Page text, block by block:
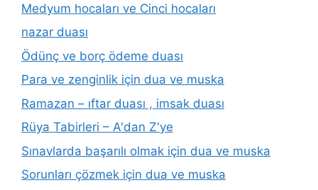
Medyum hocaları ve Cinci hocaları
nazar duası
Ödünç ve borç ödeme duası
Para ve zenginlik için dua ve muska
Ramazan – ıftar duası , imsak duası
Rüya Tabirleri – A'dan Z'ye
Sınavlarda başarılı olmak için dua ve muska
Sorunları çözmek için dua ve muska